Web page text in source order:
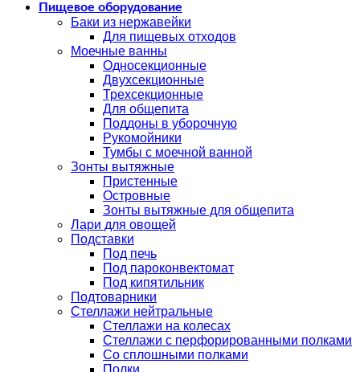
Пищевое оборудование
Баки из нержавейки
Для пищевых отходов
Моечные ванны
Односекционные
Двухсекционные
Трехсекционные
Для общепита
Поддоны в уборочную
Рукомойники
Тумбы с моечной ванной
Зонты вытяжные
Пристенные
Островные
Зонты вытяжные для общепита
Лари для овощей
Подставки
Под печь
Под пароконвектомат
Под кипятильник
Подтоварники
Стеллажи нейтральные
Стеллажи на колесах
Стеллажи с перфорированными полками
Со сплошными полками